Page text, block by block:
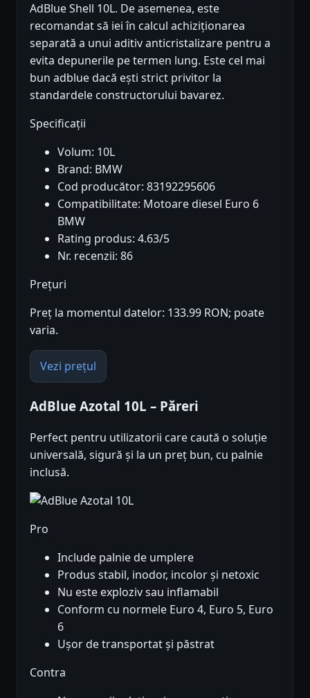
AdBlue Shell 10L. De asemenea, este
recomandat să iei în calcul achiziționarea
separată a unui aditiv anticristalizare pentru a
evita depunerile pe termen lung. Este cel mai
bun adblue dacă ești strict privitor la
standardele constructorului bavarez.
Specificații
Volum: 10L
Brand: BMW
Cod producător: 83192295606
Compatibilitate: Motoare diesel Euro 6
BMW
Rating produs: 4.63/5
Nr. recenzii: 86
Prețuri
Preț la momentul datelor: 133.99 RON; poate
varia.
Vezi prețul
AdBlue Azotal 10L – Păreri
Perfect pentru utilizatorii care caută o soluție
universală, sigură și la un preț bun, cu palnie
inclusă.
Pro
Include palnie de umplere
Produs stabil, inodor, incolor și netoxic
Nu este exploziv sau inflamabil
Conform cu normele Euro 4, Euro 5, Euro
6
Ușor de transportat și păstrat
Contra